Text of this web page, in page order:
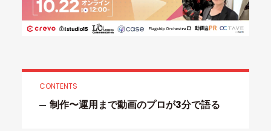
CONTENTS
制作〜運用まで動画のプロが3分で語る